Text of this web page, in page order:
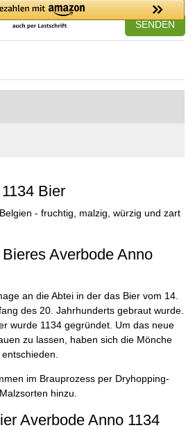
SENDEN
Bier
- fruchtig, malzig, würzig und zart
Averbode Anno
an die Abtei in der das Bier vom 14.
des 20. Jahrhunderts gebraut wurde.
wurde 1134 gegründet. Um das neue
zu lassen, haben sich die Mönche
im Brauprozess per Dryhopping-
hinzu.
Averbode Anno 1134